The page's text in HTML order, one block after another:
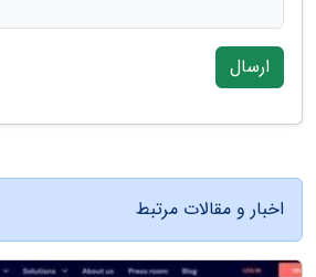
ارسال
اخبار و مقالات مرتبط